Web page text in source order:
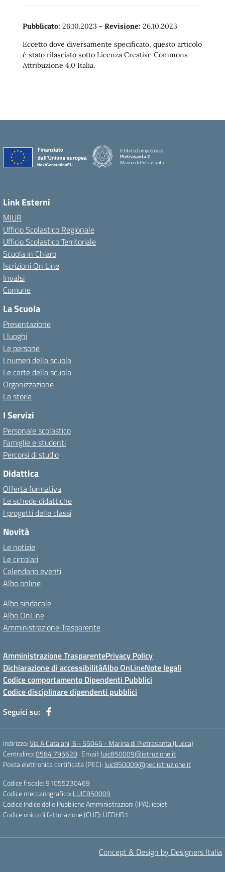
Pubblicato: 26.10.2023 - Revisione: 26.10.2023
Eccetto dove diversamente specificato, questo articolo
è stato rilasciato sotto Licenza Creative Commons
Attribuzione 4.0 Italia.
Istituto Comprensivo
Pietrasanta 2
Marina di Pietrasanta
Link Esterni
MIUR
Ufficio Scolastico Regionale
Ufficio Scolastico Territoriale
Scuola in Chiaro
Iscrizioni On Line
Invalsi
Comune
La Scuola
Presentazione
I luoghi
Le persone
I numeri della scuola
Le carte della scuola
Organizzazione
La storia
I Servizi
Personale scolastico
Famiglie e studenti
Percorsi di studio
Didattica
Offerta formativa
Le schede didattiche
I progetti delle classi
Novità
Le notizie
Le circolari
Calendario eventi
Albo online
Albo sindacale
Albo OnLine
Amministrazione Trasparente
Amministrazione TrasparentePrivacy Policy
Dichiarazione di accessibilitàAlbo OnLineNote legali
Codice comportamento Dipendenti Pubblici
Codice disciplinare dipendenti pubblici
Seguici su:
Indirizzo:Via A.Catalani, 6 - 55045 - Marina di Pietrasanta (Lucca)
Centralino:0584 795620 Email: luic850009@istruzione.it
Posta elettronica certificata (PEC): luic850009@pec.istruzione.it
Codice fiscale: 91055230469
Codice meccanografico: LUIC850009
Codice Indice delle Pubbliche Amministrazioni (IPA): icpiet
Codice unico di fatturazione (CUF): UFDHD1
Concept & Design by Designers Italia